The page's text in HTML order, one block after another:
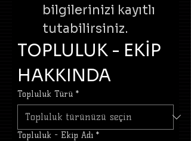
bilgilerinizi kayıtlı
tutabilirsiniz.
TOPLULUK - EKİP
HAKKINDA
Topluluk Türü *
Topluluk - Ekip Adı *